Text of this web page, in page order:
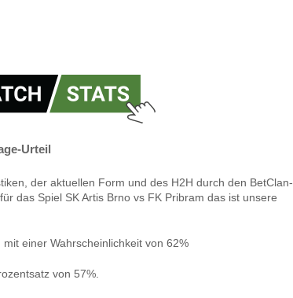
Urteil
der aktuellen Form und des H2H durch den BetClan-
das Spiel SK Artis Brno vs FK Pribram das ist unsere
einer Wahrscheinlichkeit von 62%
von 57%.